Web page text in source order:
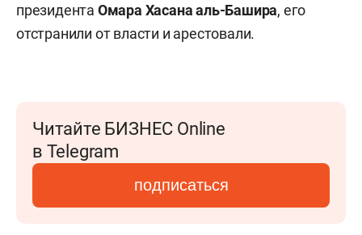
президента Омара Хасана аль-Башира, его
отстранили от власти и арестовали.
Читайте БИЗНЕС Online
в Telegram
подписаться